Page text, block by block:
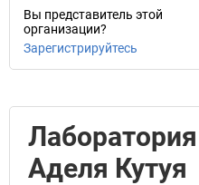
Вы представитель этой
организации?
Зарегистрируйтесь
Аделя Кутуя